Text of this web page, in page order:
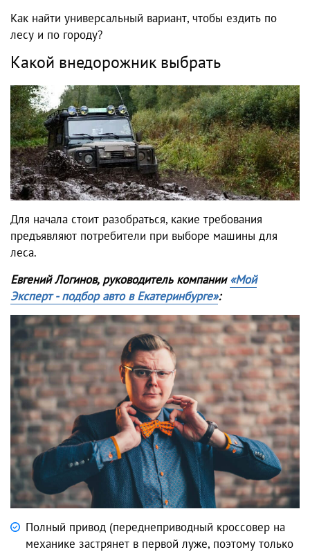
Как найти универсальный вариант, чтобы ездить по
лесу и по городу?
Какой внедорожник выбрать
Для начала стоит разобраться, какие требования
предъявляют потребители при выборе машины для
леса.
Евгений Логинов, руководитель компании«Мой
Эксперт - подбор авто в Екатеринбурге»:
Полный привод (переднеприводный кроссовер на
механике застрянет в первой луже, поэтому только